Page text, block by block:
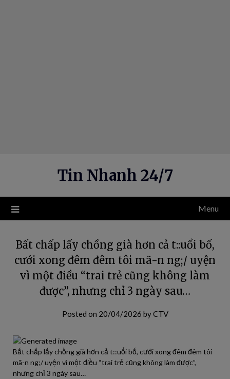
Tin Nhanh 24/7
Menu
Bất chấp lấy chồng già hơn cả t::uổi bố,
cưới xong đêm đêm tôi mã-n ng;/ uyện
vì một điều “trai trẻ cũng không làm
được”, nhưng chỉ 3 ngày sau…
Posted on 20/04/2026 byCTV
Bất chấp lấy chồng già hơn cả t::uổi bố, cưới xong đêm đêm tôi
mã-n ng;/ uyện vì một điều “trai trẻ cũng không làm được”,
nhưng chỉ 3 ngày sau…